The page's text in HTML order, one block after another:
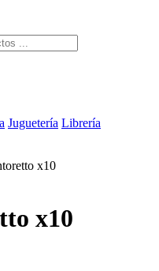
Juguetería Librería
x10
x10